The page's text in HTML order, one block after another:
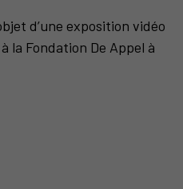
d’une exposition vidéo
la Fondation De Appel à